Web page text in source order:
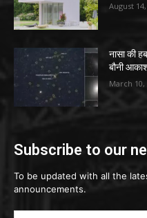
August
नासा की
बौनी
March 10,
Subscribe to our
To be updated with all the
announcements.